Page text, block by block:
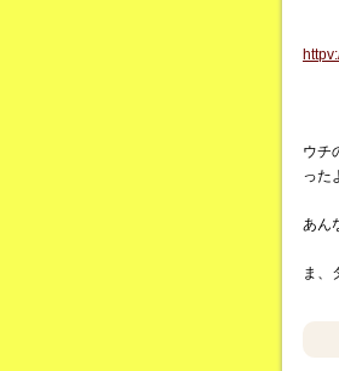
ウチ
った
あん
ま、